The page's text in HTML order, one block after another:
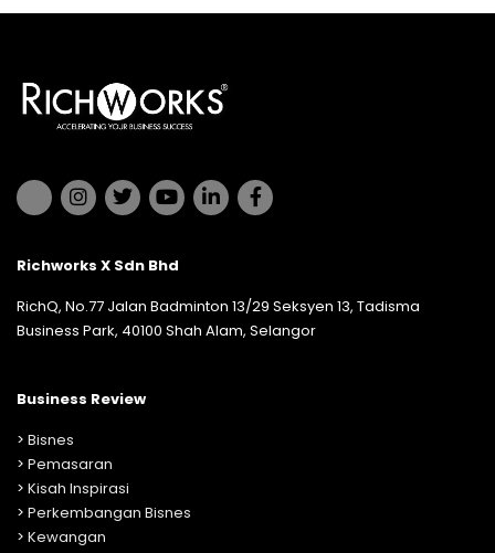
Richworks X Sdn Bhd
RichQ, No.77 Jalan Badminton 13/29 Seksyen 13, Tadisma
Business Park, 40100 Shah Alam, Selangor
Business Review
> Bisnes
> Pemasaran
> Kisah Inspirasi
> Perkembangan Bisnes
> Kewangan